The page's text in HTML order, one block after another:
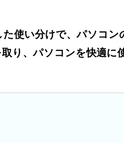
使い分けで、パソコン
り、パソコンを快適に